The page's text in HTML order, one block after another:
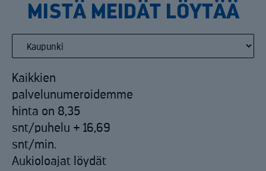
MISTÄ MEIDÄT LÖYTÄÄ
Kaikkien
palvelunumeroidemme
hinta on 8,35
snt/puhelu + 16,69
snt/min.
Aukioloajat löydät